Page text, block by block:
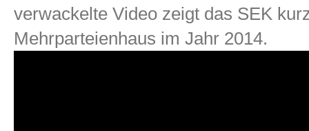
verwackelte Video zeigt das SEK
Mehrparteienhaus im Jahr 2014.